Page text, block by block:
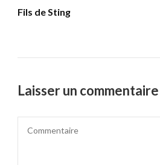
Fils de Sting
Laisser un commentaire